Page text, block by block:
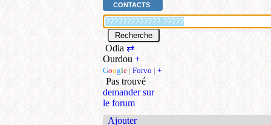
CONTACTS
Odia ⇄
Ourdou +
Google | Forvo | +
Pas trouvé
demander sur
le forum
Ajouter